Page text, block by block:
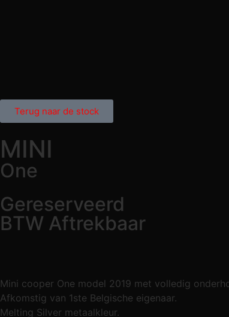
Terug naar de stock
MINI
One
Gereserveerd
BTW Aftrekbaar
Mini cooper One model 2019 met volledig
Afkomstig van 1ste Belgische eigenaar.
Melting Silver metaalkleur.